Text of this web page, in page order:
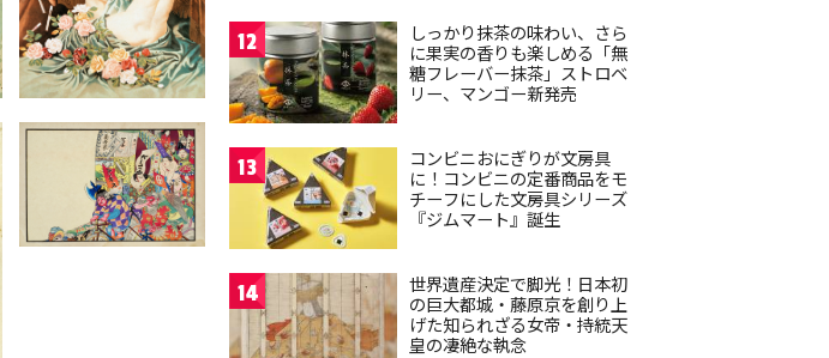
12
しっかり抹茶の味わい、さら
に果実の香りも楽しめる「無
糖フレーバー抹茶」ストロベ
リー、マンゴー新発売
13
コンビニおにぎりが文房具
に！コンビニの定番商品をモ
チーフにした文房具シリーズ
『ジムマート』誕生
14
世界遺産決定で脚光！日本初
の巨大都城・藤原京を創り上
げた知られざる女帝・持統天
皇の凄絶な執念